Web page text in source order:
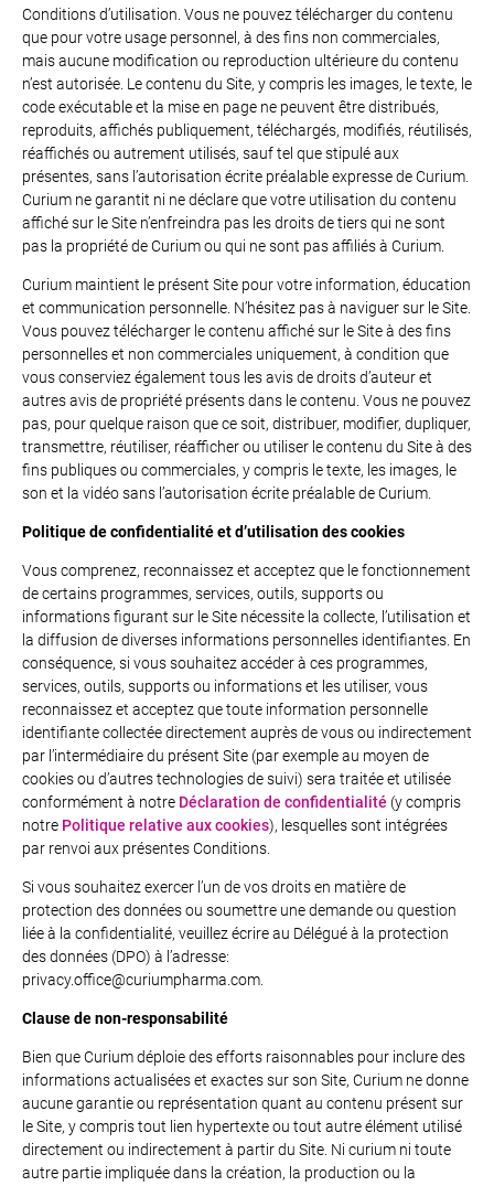
Conditions d’utilisation. Vous ne pouvez télécharger du contenu
que pour votre usage personnel, à des fins non commerciales,
mais aucune modification ou reproduction ultérieure du contenu
n’est autorisée. Le contenu du Site, y compris les images, le texte, le
code exécutable et la mise en page ne peuvent être distribués,
reproduits, affichés publiquement, téléchargés, modifiés, réutilisés,
réaffichés ou autrement utilisés, sauf tel que stipulé aux
présentes, sans l’autorisation écrite préalable expresse de Curium.
Curium ne garantit ni ne déclare que votre utilisation du contenu
affiché sur le Site n’enfreindra pas les droits de tiers qui ne sont
pas la propriété de Curium ou qui ne sont pas affiliés à Curium.
Curium maintient le présent Site pour votre information, éducation
et communication personnelle. N’hésitez pas à naviguer sur le Site.
Vous pouvez télécharger le contenu affiché sur le Site à des fins
personnelles et non commerciales uniquement, à condition que
vous conserviez également tous les avis de droits d’auteur et
autres avis de propriété présents dans le contenu. Vous ne pouvez
pas, pour quelque raison que ce soit, distribuer, modifier, dupliquer,
transmettre, réutiliser, réafficher ou utiliser le contenu du Site à des
fins publiques ou commerciales, y compris le texte, les images, le
son et la vidéo sans l’autorisation écrite préalable de Curium.
Politique de confidentialité et d’utilisation des cookies
Vous comprenez, reconnaissez et acceptez que le fonctionnement
de certains programmes, services, outils, supports ou
informations figurant sur le Site nécessite la collecte, l’utilisation et
la diffusion de diverses informations personnelles identifiantes. En
conséquence, si vous souhaitez accéder à ces programmes,
services, outils, supports ou informations et les utiliser, vous
reconnaissez et acceptez que toute information personnelle
identifiante collectée directement auprès de vous ou indirectement
par l’intermédiaire du présent Site (par exemple au moyen de
cookies ou d’autres technologies de suivi) sera traitée et utilisée
conformément à notre Déclaration de confidentialité (y compris
notre Politique relative aux cookies), lesquelles sont intégrées
par renvoi aux présentes Conditions.
Si vous souhaitez exercer l’un de vos droits en matière de
protection des données ou soumettre une demande ou question
liée à la confidentialité, veuillez écrire au Délégué à la protection
des données (DPO) à l’adresse:
privacy.office@curiumpharma.com.
Clause de non-responsabilité
Bien que Curium déploie des efforts raisonnables pour inclure des
informations actualisées et exactes sur son Site, Curium ne donne
aucune garantie ou représentation quant au contenu présent sur
le Site, y compris tout lien hypertexte ou tout autre élément utilisé
directement ou indirectement à partir du Site. Ni curium ni toute
autre partie impliquée dans la création, la production ou la